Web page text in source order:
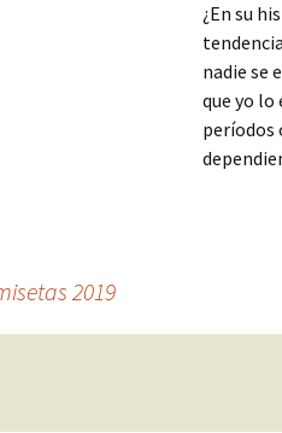
¿En su
nadie se
que yo
períodos
2019